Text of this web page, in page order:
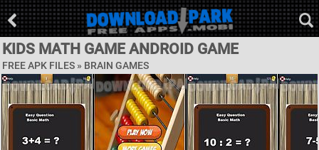
KIDS MATH GAME ANDROID GAME
FREE APK FILES » BRAIN GAMES